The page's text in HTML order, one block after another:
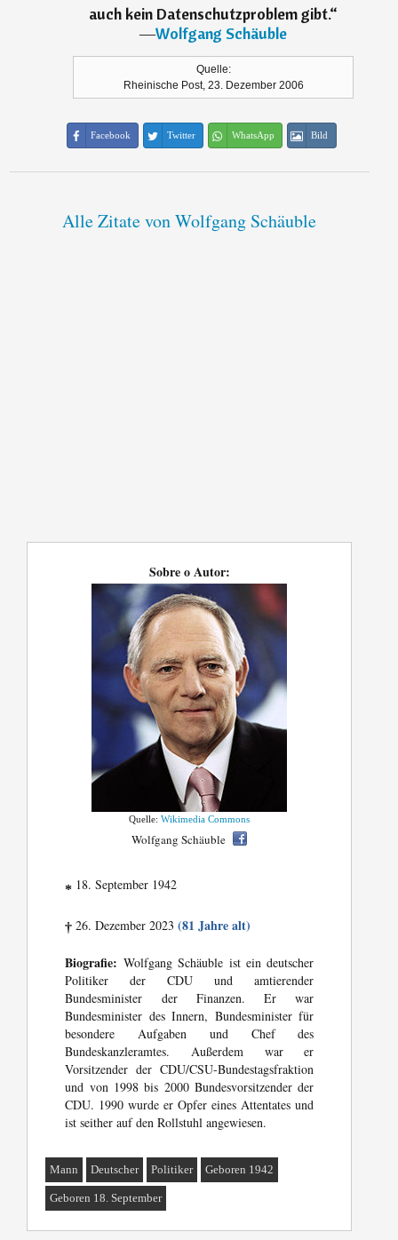
auch kein Datenschutzproblem gibt.“
―Wolfgang Schäuble
Quelle:
Rheinische Post, 23. Dezember 2006
Facebook Twitter WhatsApp Bild
Alle Zitate von Wolfgang Schäuble
Sobre o Autor:
Quelle:Wikimedia Commons
Wolfgang Schäuble
* 18. September 1942
† 26. Dezember 2023(81 Jahre alt)
Biografie: Wolfgang Schäuble ist ein deutscher
Politiker der CDU und amtierender
Bundesminister der Finanzen. Er war
Bundesminister des Innern, Bundesminister für
besondere Aufgaben und Chef des
Bundeskanzleramtes. Außerdem war er
Vorsitzender der CDU/CSU-Bundestagsfraktion
und von 1998 bis 2000 Bundesvorsitzender der
CDU. 1990 wurde er Opfer eines Attentates und
ist seither auf den Rollstuhl angewiesen.
Mann Deutscher Politiker Geboren 1942
Geboren 18. September